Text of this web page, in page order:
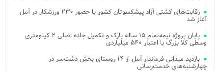
رقابت‌های کشتی آزاد پیشکسوتان کشور با حضور ۲۳۰ ورزشکار در آمل
آغاز شد
پایان پروژه نیمه‌تمام ۱۵ ساله پارک و تکمیل جاده اصلی ۲ کیلومتری
وسطی کلا بزرگ با اعتبار ۵۴۰ میلیاردی
بازدید میدانی فرماندار آمل از ۱۴ روستای بخش دشت‌سر در
چهارشنبه‌های خدمت‌رسانی